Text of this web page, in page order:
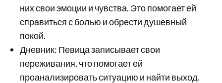
них свои эмоции и чувства. Это помогает ей
справиться с болью и обрести душевный
покой.
Дневник: Певица записывает свои
переживания, что помогает ей
проанализировать ситуацию и найти выход.